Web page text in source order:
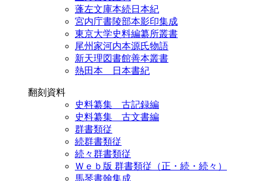
蓬左文庫本続日本紀
宮内庁書陵部本影印集成
東京大学史料編纂所叢書
尾州家河内本源氏物語
新天理図書館善本叢書
熱田本 日本書紀
翻刻資料
史料纂集 古記録編
史料纂集 古文書編
群書類従
続群書類従
続々群書類従
Ｗｅｂ版 群書類従（正・続・続々）
馬琴書翰集成